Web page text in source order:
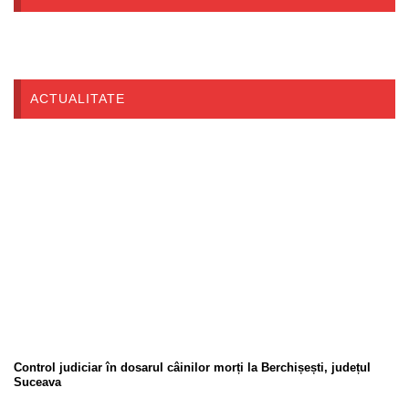
ACTUALITATE
Control judiciar în dosarul câinilor morți la Berchișești, județul
Suceava